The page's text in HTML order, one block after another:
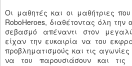
Οι μαθητές και οι μαθήτριες
RoboHeroes, διαθέτοντας όλη την
σεβασμό απέναντι στον
είχαν την ευκαιρία να του
προβληματισμούς και τις
να του παρουσιάσουν και τις